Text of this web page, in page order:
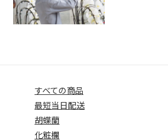
すべての商品
最短当日配送
胡蝶蘭
化粧欄